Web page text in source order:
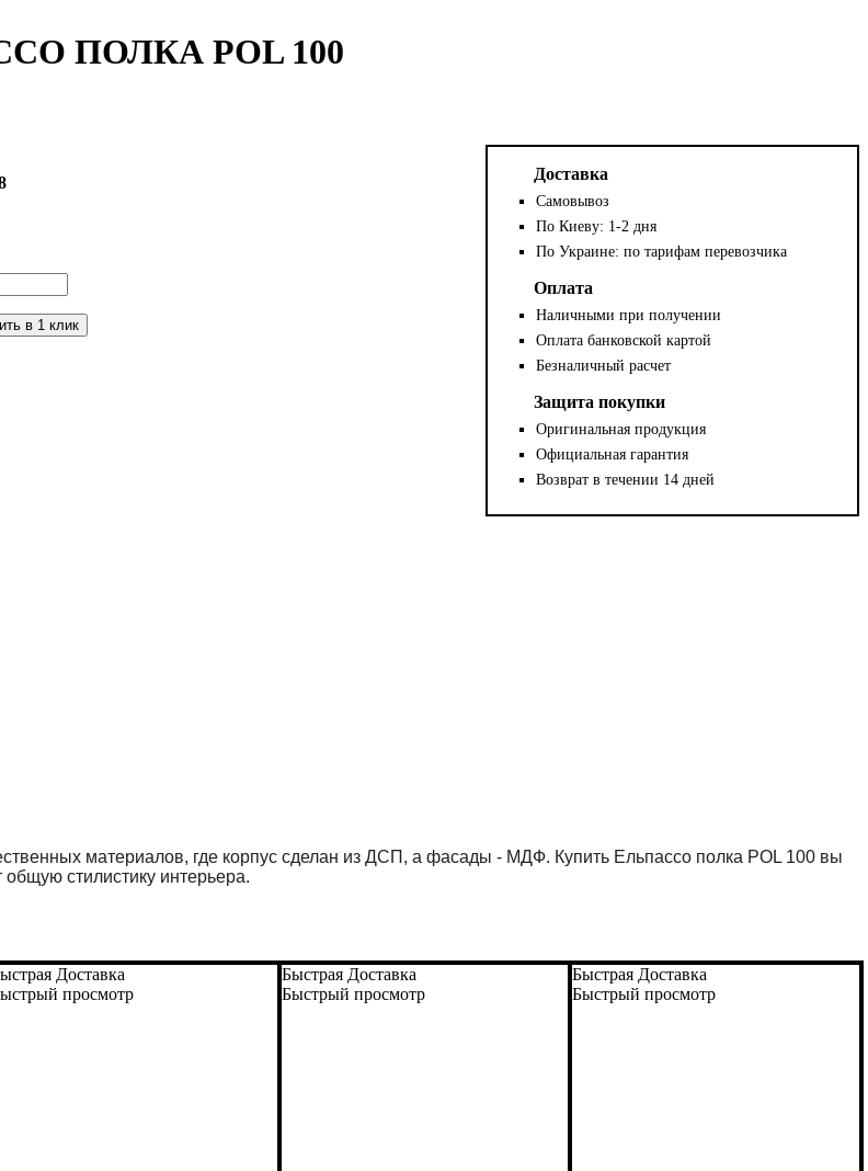
ПОЛКА POL 100
в 1 клик
Доставка
Самовывоз
По Киеву: 1-2 дня
По Украине: по тарифам перевозчика
Оплата
Наличными при получении
Оплата банковской картой
Безналичный расчет
Защита покупки
Оригинальная продукция
Официальная гарантия
Возврат в течении 14 дней
материалов, где корпус сделан из ДСП, а фасады - МДФ. Купить Ельпассо полка POL 100 вы
стилистику интерьера.
Доставка
просмотр
Быстрая Доставка
Быстрый просмотр
Быстрая Доставка
Быстрый просмотр